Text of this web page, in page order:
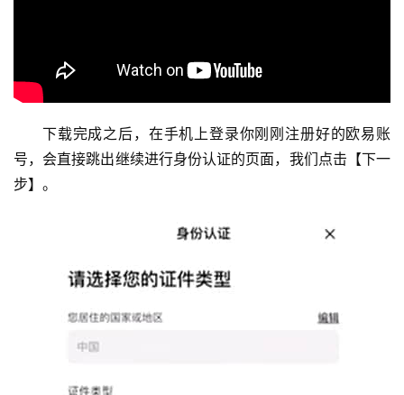
下载完成之后，在手机上登录你刚刚注册好的欧易账
号，会直接跳出继续进行身份认证的页面，我们点击【下一
步】。